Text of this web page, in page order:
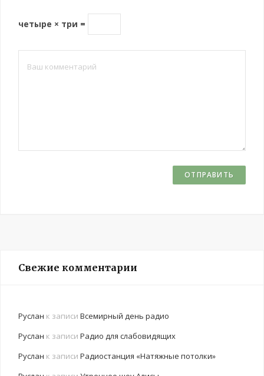
четыре × три =
Свежие комментарии
Руслан к записи Всемирный день радио
Руслан к записи Радио для слабовидящих
Руслан к записи Радиостанция «Натяжные потолки»